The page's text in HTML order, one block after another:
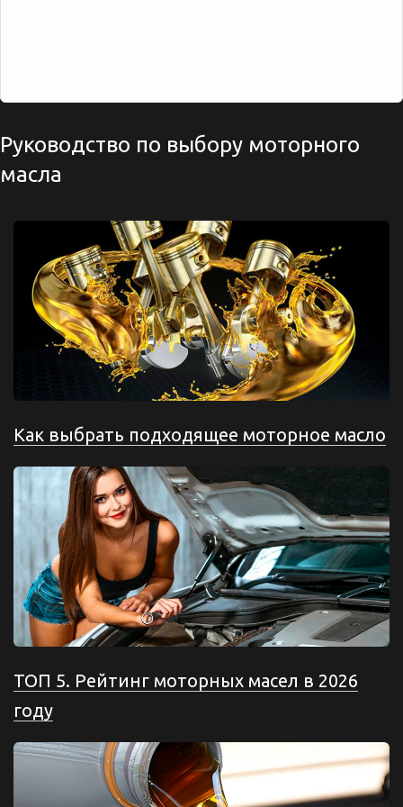
Руководство по выбору моторного
масла
Как выбрать подходящее моторное масло
ТОП 5. Рейтинг моторных масел в 2026
году